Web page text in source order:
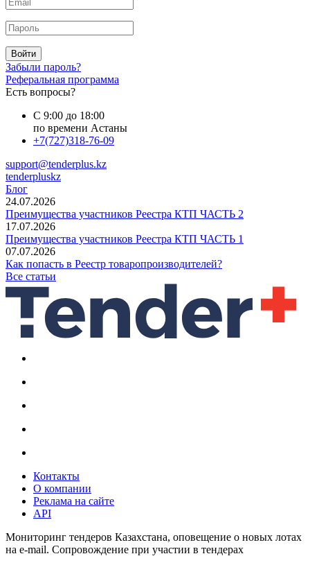
Войти
Забыли пароль?
Реферальная программа
Есть вопросы?
С 9:00 до 18:00
по времени Астаны
+7(727)318-76-09
support@tenderplus.kz
tenderpluskz
Блог
24.07.2026
Преимущества участников Реестра КТП ЧАСТЬ 2
17.07.2026
Преимущества участников Реестра КТП ЧАСТЬ 1
07.07.2026
Как попасть в Реестр товаропроизводителей?
Все статьи
Контакты
О компании
Реклама на сайте
API
Мониторинг тендеров Казахстана, оповещение о новых лотах
на e-mail. Сопровождение при участии в тендерах